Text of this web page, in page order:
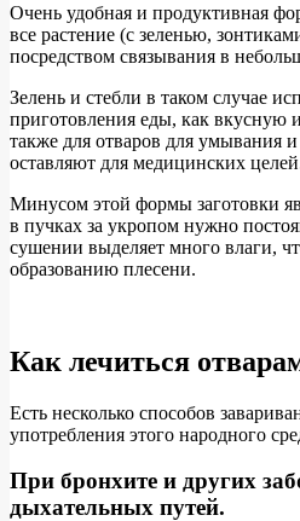
Очень удобная и продуктивная
все растение (с зеленью,
посредством связывания в
Зелень и стебли в таком случае
приготовления еды, как вкусную
также для отваров для умывания
оставляют для медицинских
Минусом этой формы заготовки
в пучках за укропом нужно
сушении выделяет много влаги,
образованию плесени.
Как лечиться
Есть несколько способов
употребления этого народного
При бронхите и других
дыхательных путей.